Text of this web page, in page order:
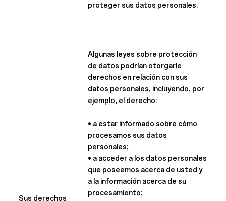
proteger sus datos personales.
Sus derechos
Algunas leyes sobre protección
de datos podrían otorgarle
derechos en relación con sus
datos personales, incluyendo, por
ejemplo, el derecho:
• a estar informado sobre cómo
procesamos sus datos
personales;
• a acceder a los datos personales
que poseemos acerca de usted y
a la información acerca de su
procesamiento;